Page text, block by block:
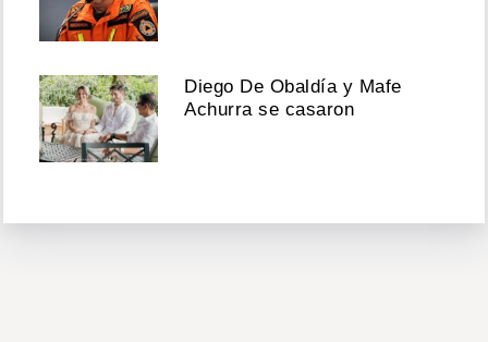
Diego De Obaldía y Mafe
Achurra se casaron